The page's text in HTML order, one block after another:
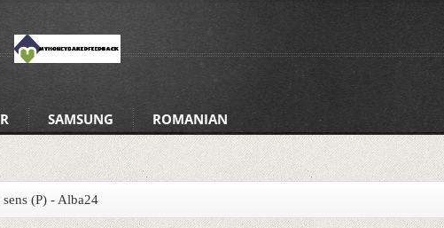
SAMSUNG ROMANIAN
(P) - Alba24